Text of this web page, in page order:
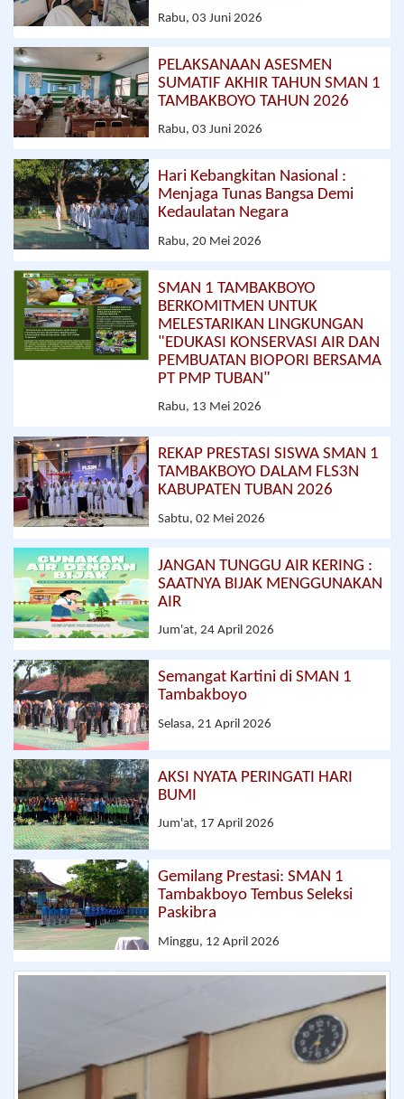
Rabu, 03 Juni 2026
PELAKSANAAN ASESMEN
SUMATIF AKHIR TAHUN SMAN 1
TAMBAKBOYO TAHUN 2026
Rabu, 03 Juni 2026
Hari Kebangkitan Nasional :
Menjaga Tunas Bangsa Demi
Kedaulatan Negara
Rabu, 20 Mei 2026
SMAN 1 TAMBAKBOYO
BERKOMITMEN UNTUK
MELESTARIKAN LINGKUNGAN
"EDUKASI KONSERVASI AIR DAN
PEMBUATAN BIOPORI BERSAMA
PT PMP TUBAN"
Rabu, 13 Mei 2026
REKAP PRESTASI SISWA SMAN 1
TAMBAKBOYO DALAM FLS3N
KABUPATEN TUBAN 2026
Sabtu, 02 Mei 2026
JANGAN TUNGGU AIR KERING :
SAATNYA BIJAK MENGGUNAKAN
AIR
Jum'at, 24 April 2026
Semangat Kartini di SMAN 1
Tambakboyo
Selasa, 21 April 2026
AKSI NYATA PERINGATI HARI
BUMI
Jum'at, 17 April 2026
Gemilang Prestasi: SMAN 1
Tambakboyo Tembus Seleksi
Paskibra
Minggu, 12 April 2026